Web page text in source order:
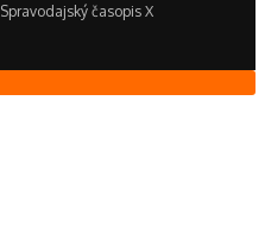
Spravodajský časopis X